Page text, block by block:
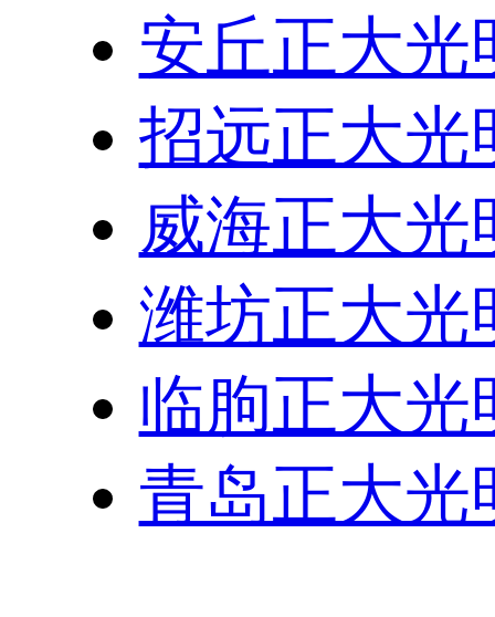
安丘正大光
招远正大光
威海正大光
潍坊正大光
临朐正大光
青岛正大光